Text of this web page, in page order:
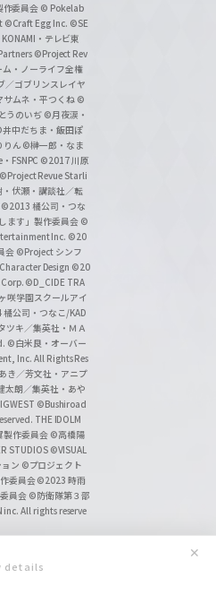
details
✕
作委員会 © Pokelab
©Craft Egg Inc. ©SE
・テレビ東
©Project Rev
・ノーライフ全権
／ゴブリンスレイヤ
サムネ・平つくね ©
うのいぢ ©月夜涙・
中だちま・飯田ぽ
りん ©榊一郎・なま
FSNPC ©2017 川原
©Project Revue Starli
伏瀬・講談社／転
©2013 橘公司・つな
ます」製作委員会 ©
Inc. ©20
会 ©Project シンフ
Design ©20
©D_CIDE TRA
咲学園スクールアイ
公司・つなこ/KAD
ツキ／集英社・ＭＡ
©白米良・オーバー
Inc. All Rights Res
き／芳文社・アニプ
太朗／集英社・あや
©Bushiroad
THE IDOLM
製作委員会 ©高橋陽
STUDIOS ©VISUAL
ン ©プロジェクト
委員会©2023 時雨
員会 ©防衛隊第３部
inc. All rights reserve